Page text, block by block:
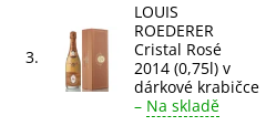
3.
LOUIS
ROEDERER
Cristal Rosé
2014 (0,75l) v
dárkové krabičce
– Na skladě